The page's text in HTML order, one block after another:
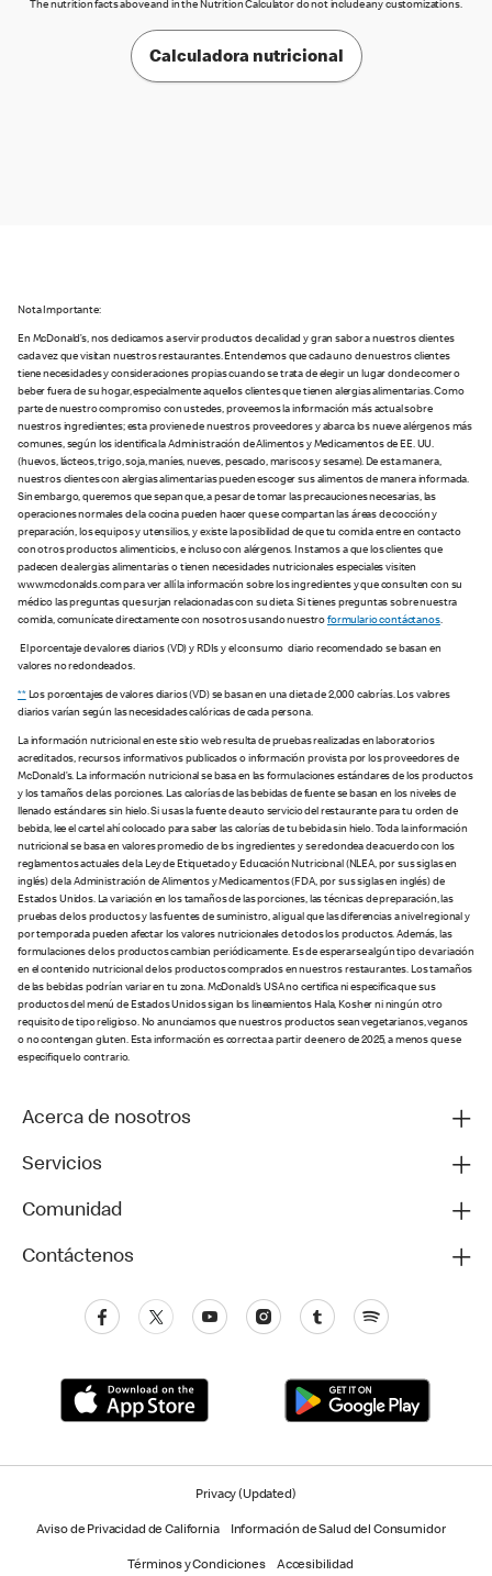
The nutrition facts above and in the Nutrition Calculator do not include any customizations.
Calculadora nutricional
Nota Importante:
En McDonald’s, nos dedicamos a servir productos de calidad y gran sabor a nuestros clientes
cada vez que visitan nuestros restaurantes. Entendemos que cada uno de nuestros clientes
tiene necesidades y consideraciones propias cuando se trata de elegir un lugar donde comer o
beber fuera de su hogar, especialmente aquellos clientes que tienen alergias alimentarias. Como
parte de nuestro compromiso con ustedes, proveemos la información más actual sobre
nuestros ingredientes; esta proviene de nuestros proveedores y abarca los nueve alérgenos más
comunes, según los identifica la Administración de Alimentos y Medicamentos de EE. UU.
(huevos, lácteos, trigo, soja, maníes, nueves, pescado, mariscos y sesame). De esta manera,
nuestros clientes con alergias alimentarias pueden escoger sus alimentos de manera informada.
Sin embargo, queremos que sepan que, a pesar de tomar las precauciones necesarias, las
operaciones normales de la cocina pueden hacer que se compartan las áreas de cocción y
preparación, los equipos y utensilios, y existe la posibilidad de que tu comida entre en contacto
con otros productos alimenticios, e incluso con alérgenos. Instamos a que los clientes que
padecen de alergias alimentarias o tienen necesidades nutricionales especiales visiten
www.mcdonalds.com para ver allí la información sobre los ingredientes y que consulten con su
médico las preguntas que surjan relacionadas con su dieta. Si tienes preguntas sobre nuestra
comida, comunícate directamente con nosotros usando nuestroformulario contáctanos.
El porcentaje de valores diarios (VD) y RDIs y el consumo diario recomendado se basan en
valores no redondeados.
**Los porcentajes de valores diarios (VD) se basan en una dieta de 2,000 calorías. Los valores
diarios varían según las necesidades calóricas de cada persona.
La información nutricional en este sitio web resulta de pruebas realizadas en laboratorios
acreditados, recursos informativos publicados o información provista por los proveedores de
McDonald’s. La información nutricional se basa en las formulaciones estándares de los productos
y los tamaños de las porciones. Las calorías de las bebidas de fuente se basan en los niveles de
llenado estándares sin hielo. Si usas la fuente de auto servicio del restaurante para tu orden de
bebida, lee el cartel ahí colocado para saber las calorías de tu bebida sin hielo. Toda la información
nutricional se basa en valores promedio de los ingredientes y se redondea de acuerdo con los
reglamentos actuales de la Ley de Etiquetado y Educación Nutricional (NLEA, por sus siglas en
inglés) de la Administración de Alimentos y Medicamentos (FDA, por sus siglas en inglés) de
Estados Unidos. La variación en los tamaños de las porciones, las técnicas de preparación, las
pruebas de los productos y las fuentes de suministro, al igual que las diferencias a nivel regional y
por temporada pueden afectar los valores nutricionales de todos los productos. Además, las
formulaciones de los productos cambian periódicamente. Es de esperarse algún tipo de variación
en el contenido nutricional de los productos comprados en nuestros restaurantes. Los tamaños
de las bebidas podrían variar en tu zona. McDonald’s USA no certifica ni especifica que sus
productos del menú de Estados Unidos sigan los lineamientos Hala, Kosher ni ningún otro
requisito de tipo religioso. No anunciamos que nuestros productos sean vegetarianos, veganos
o no contengan gluten. Esta información es correcta a partir de enero de 2025, a menos que se
especifique lo contrario.
Acerca de nosotros
Servicios
Comunidad
Contáctenos
Privacy (Updated)
Aviso de Privacidad de California Información de Salud del Consumidor
Términos y Condiciones Accesibilidad